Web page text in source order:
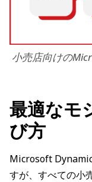
小売店向けの
最適なモ
び方
Microsoft
すが、すべての小